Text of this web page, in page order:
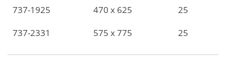
737-1925
470 x 625
25
737-2331
575 x 775 25